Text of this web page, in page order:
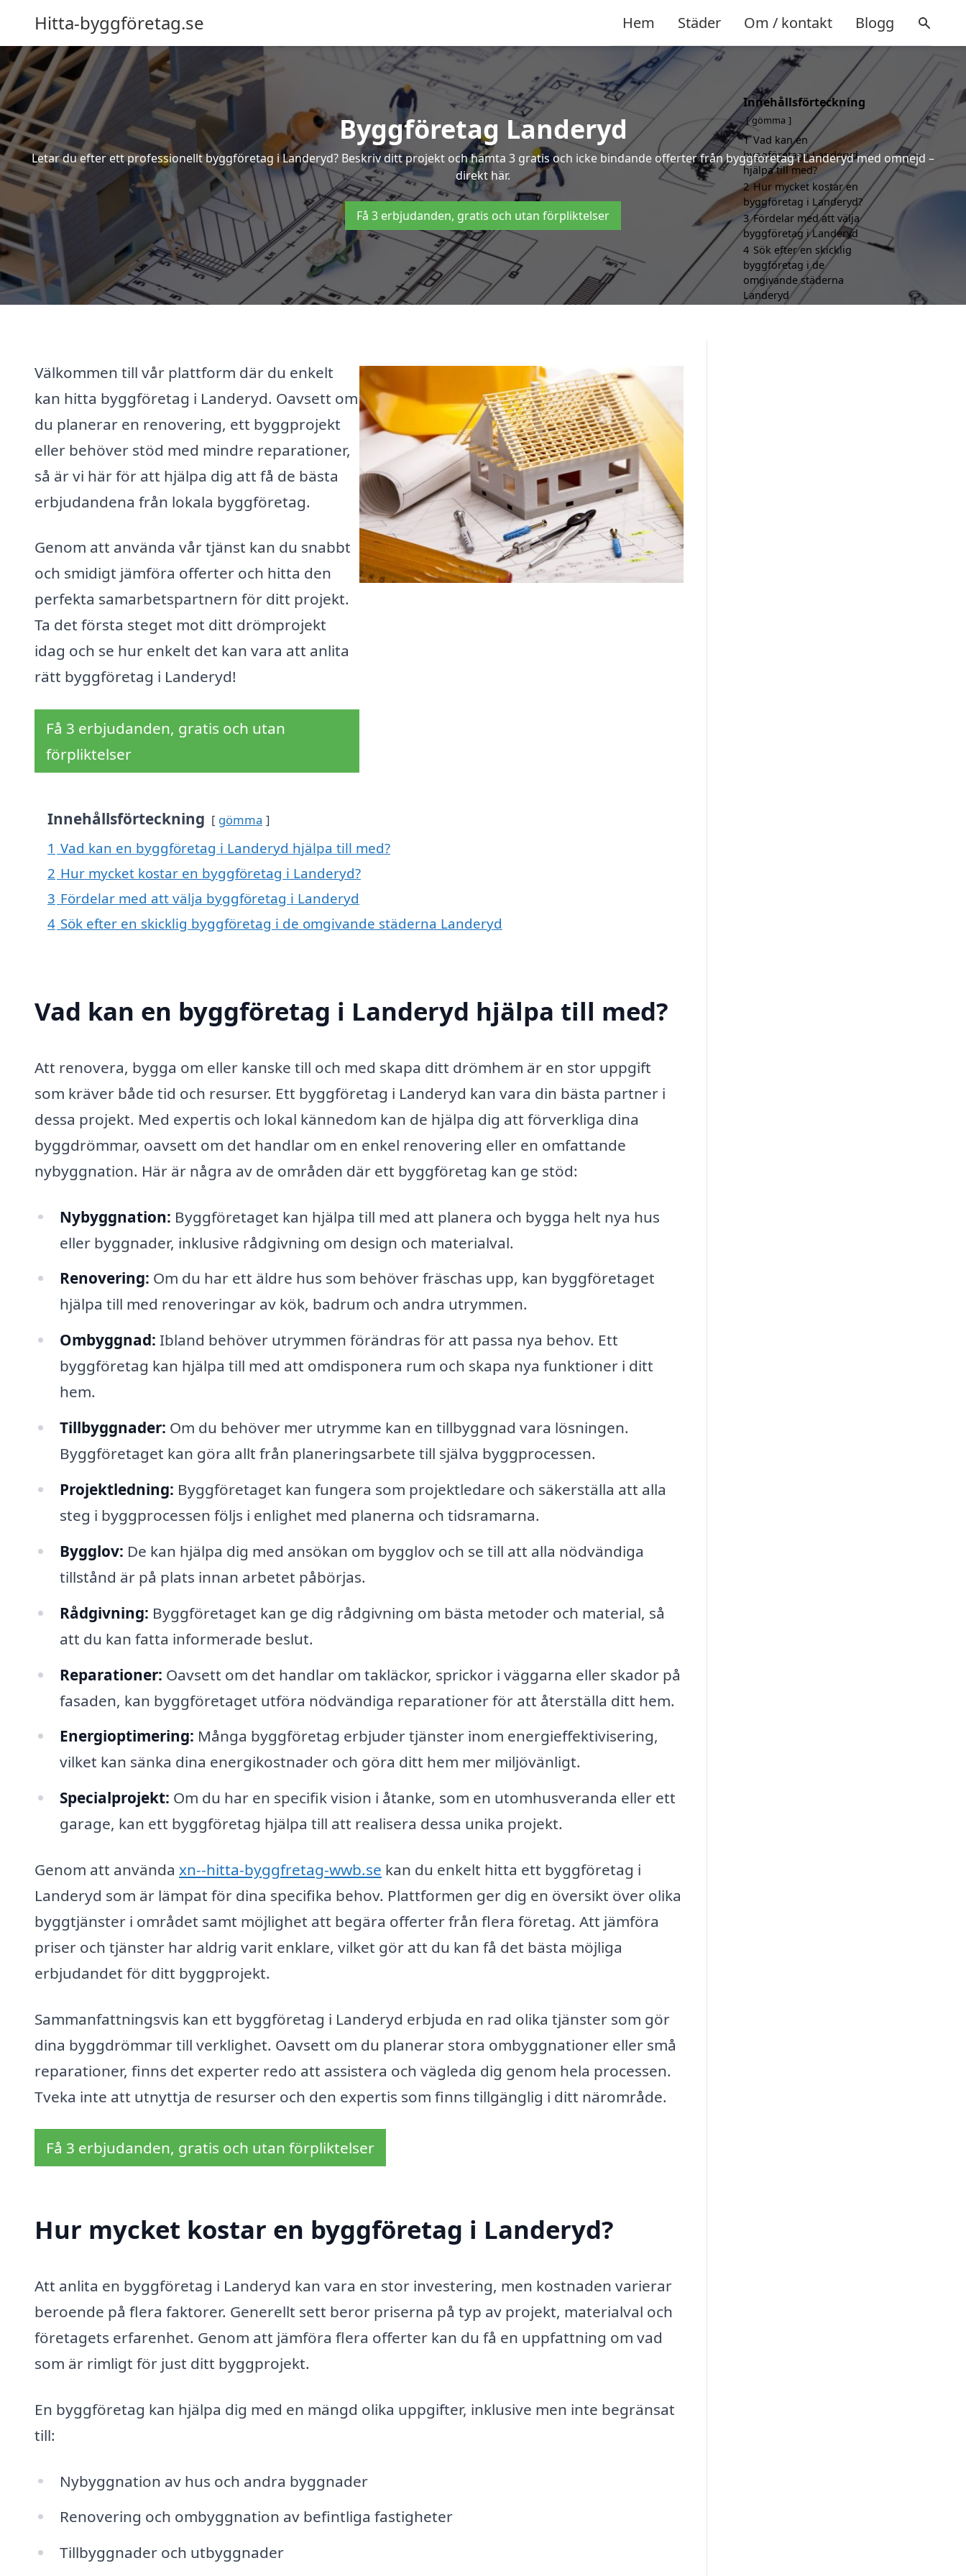
Hitta-byggföretag.se Hem Städer Om / kontakt Blogg
Byggföretag Landeryd
Letar du efter ett professionellt byggföretag i Landeryd? Beskriv ditt projekt och hämta 3 gratis och icke bindande offerter från byggföretag i Landeryd med omnejd –
direkt här.
Få 3 erbjudanden, gratis och utan förpliktelser
Välkommen till vår plattform där du enkelt
kan hitta byggföretag i Landeryd. Oavsett om
du planerar en renovering, ett byggprojekt
eller behöver stöd med mindre reparationer,
så är vi här för att hjälpa dig att få de bästa
erbjudandena från lokala byggföretag.
Genom att använda vår tjänst kan du snabbt
och smidigt jämföra offerter och hitta den
perfekta samarbetspartnern för ditt projekt.
Ta det första steget mot ditt drömprojekt
idag och se hur enkelt det kan vara att anlita
rätt byggföretag i Landeryd!
Få 3 erbjudanden, gratis och utan
förpliktelser
Innehållsförteckning gömma
1 Vad kan en byggföretag i Landeryd hjälpa till med?
2 Hur mycket kostar en byggföretag i Landeryd?
3 Fördelar med att välja byggföretag i Landeryd
4 Sök efter en skicklig byggföretag i de omgivande städerna Landeryd
Vad kan en byggföretag i Landeryd hjälpa till med?
Att renovera, bygga om eller kanske till och med skapa ditt drömhem är en stor uppgift
som kräver både tid och resurser. Ett byggföretag i Landeryd kan vara din bästa partner i
dessa projekt. Med expertis och lokal kännedom kan de hjälpa dig att förverkliga dina
byggdrömmar, oavsett om det handlar om en enkel renovering eller en omfattande
nybyggnation. Här är några av de områden där ett byggföretag kan ge stöd:
Nybyggnation: Byggföretaget kan hjälpa till med att planera och bygga helt nya hus
eller byggnader, inklusive rådgivning om design och materialval.
Renovering: Om du har ett äldre hus som behöver fräschas upp, kan byggföretaget
hjälpa till med renoveringar av kök, badrum och andra utrymmen.
Ombyggnad: Ibland behöver utrymmen förändras för att passa nya behov. Ett
byggföretag kan hjälpa till med att omdisponera rum och skapa nya funktioner i ditt
hem.
Tillbyggnader: Om du behöver mer utrymme kan en tillbyggnad vara lösningen.
Byggföretaget kan göra allt från planeringsarbete till själva byggprocessen.
Projektledning: Byggföretaget kan fungera som projektledare och säkerställa att alla
steg i byggprocessen följs i enlighet med planerna och tidsramarna.
Bygglov: De kan hjälpa dig med ansökan om bygglov och se till att alla nödvändiga
tillstånd är på plats innan arbetet påbörjas.
Rådgivning: Byggföretaget kan ge dig rådgivning om bästa metoder och material, så
att du kan fatta informerade beslut.
Reparationer: Oavsett om det handlar om takläckor, sprickor i väggarna eller skador på
fasaden, kan byggföretaget utföra nödvändiga reparationer för att återställa ditt hem.
Energioptimering: Många byggföretag erbjuder tjänster inom energieffektivisering,
vilket kan sänka dina energikostnader och göra ditt hem mer miljövänligt.
Specialprojekt: Om du har en specifik vision i åtanke, som en utomhusveranda eller ett
garage, kan ett byggföretag hjälpa till att realisera dessa unika projekt.
Genom att använda xn--hitta-byggfretag-wwb.se kan du enkelt hitta ett byggföretag i
Landeryd som är lämpat för dina specifika behov. Plattformen ger dig en översikt över olika
byggtjänster i området samt möjlighet att begära offerter från flera företag. Att jämföra
priser och tjänster har aldrig varit enklare, vilket gör att du kan få det bästa möjliga
erbjudandet för ditt byggprojekt.
Sammanfattningsvis kan ett byggföretag i Landeryd erbjuda en rad olika tjänster som gör
dina byggdrömmar till verklighet. Oavsett om du planerar stora ombyggnationer eller små
reparationer, finns det experter redo att assistera och vägleda dig genom hela processen.
Tveka inte att utnyttja de resurser och den expertis som finns tillgänglig i ditt närområde.
Få 3 erbjudanden, gratis och utan förpliktelser
Hur mycket kostar en byggföretag i Landeryd?
Att anlita en byggföretag i Landeryd kan vara en stor investering, men kostnaden varierar
beroende på flera faktorer. Generellt sett beror priserna på typ av projekt, materialval och
företagets erfarenhet. Genom att jämföra flera offerter kan du få en uppfattning om vad
som är rimligt för just ditt byggprojekt.
En byggföretag kan hjälpa dig med en mängd olika uppgifter, inklusive men inte begränsat
till:
Nybyggnation av hus och andra byggnader
Renovering och ombyggnation av befintliga fastigheter
Tillbyggnader och utbyggnader
Innehållsförteckning
gömma
1 Vad kan en
byggföretag i Landeryd
hjälpa till med?
2 Hur mycket kostar en
byggföretag i Landeryd?
3 Fördelar med att välja
byggföretag i Landeryd
4 Sök efter en skicklig
byggföretag i de
omgivande städerna
Landeryd